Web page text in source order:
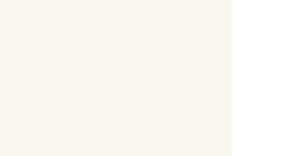
REQ139478